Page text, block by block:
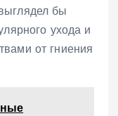
бы
ухода и
от гниения